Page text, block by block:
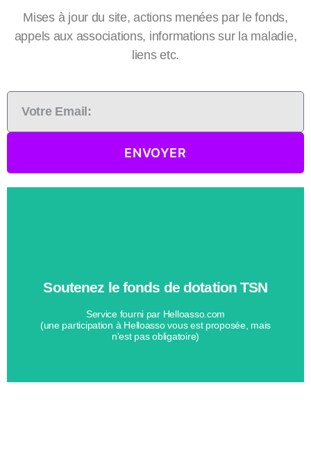
Mises à jour du site, actions menées par le fonds,
appels aux associations, informations sur la maladie,
liens etc.
ENVOYER
Soutenez le fonds de dotation TSN
Service fourni par Helloasso.com
(une participation à Helloasso vous est proposée, mais
n'est pas obligatoire)
Informer, soutenir les patients et leurs proches & aider la